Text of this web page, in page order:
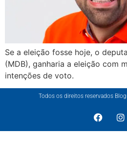
Se a eleição fosse hoje, o
(MDB), ganharia a eleição com
intenções de voto.
Todos os direitos reservados